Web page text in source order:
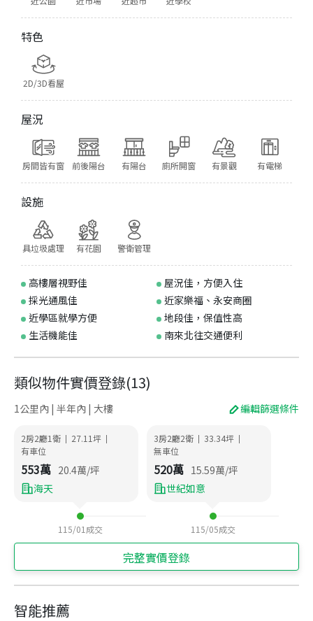
特色
2D/3D看屋
屋況
房間皆有窗 前後陽台 有陽台 廁所開窗 有景觀 有電梯
設施
具垃圾處理 有花園 警衛管理
高樓層視野佳
屋況佳，方便入住
採光通風佳
近家樂福、永安商圈
近學區就學方便
地段佳，保值性高
生活機能佳
南來北往交通便利
類似物件實價登錄(13)
1公里內 | 半年內 | 大樓 編輯篩選條件
2房2廳1衛 | 27.11坪 |
有車位
553萬 20.4萬/坪
海天
115/01 成交
3房2廳2衛 | 33.34坪 |
無車位
520萬 15.59萬/坪
世紀如意
115/05成交
完整實價登錄
智能推薦